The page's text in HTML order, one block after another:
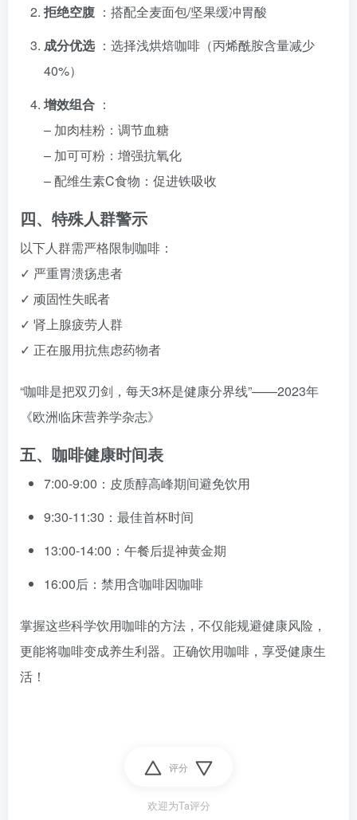
拒绝空腹 ：搭配全麦面包/坚果缓冲胃酸
成分优选 ：选择浅烘焙咖啡（丙烯酰胺含量减少
40%）
增效组合 ：
– 加肉桂粉：调节血糖
– 加可可粉：增强抗氧化
– 配维生素C食物：促进铁吸收
四、特殊人群警示
以下人群需严格限制咖啡：
✓ 严重胃溃疡患者
✓ 顽固性失眠者
✓ 肾上腺疲劳人群
✓ 正在服用抗焦虑药物者
“咖啡是把双刃剑，每天3杯是健康分界线”——2023年
《欧洲临床营养学杂志》
五、咖啡健康时间表
7:00-9:00：皮质醇高峰期间避免饮用
9:30-11:30：最佳首杯时间
13:00-14:00：午餐后提神黄金期
16:00后：禁用含咖啡因咖啡
掌握这些科学饮用咖啡的方法，不仅能规避健康风险，
更能将咖啡变成养生利器。正确饮用咖啡，享受健康生
活！
评分
欢迎为Ta评分